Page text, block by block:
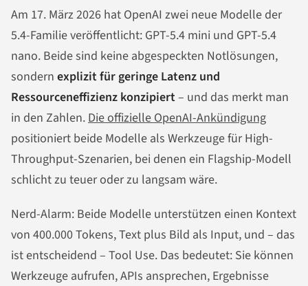
Am 17. März 2026 hat OpenAI zwei neue Modelle der
5.4-Familie veröffentlicht: GPT-5.4 mini und GPT-5.4
nano. Beide sind keine abgespeckten Notlösungen,
sondern explizit für geringe Latenz und
Ressourceneffizienz konzipiert– und das merkt man
in den Zahlen.Die offizielle OpenAI-Ankündigung
positioniert beide Modelle als Werkzeuge für High-
Throughput-Szenarien, bei denen ein Flagship-Modell
schlicht zu teuer oder zu langsam wäre.
Nerd-Alarm: Beide Modelle unterstützen einen Kontext
von 400.000 Tokens, Text plus Bild als Input, und – das
ist entscheidend – Tool Use. Das bedeutet: Sie können
Werkzeuge aufrufen, APIs ansprechen, Ergebnisse